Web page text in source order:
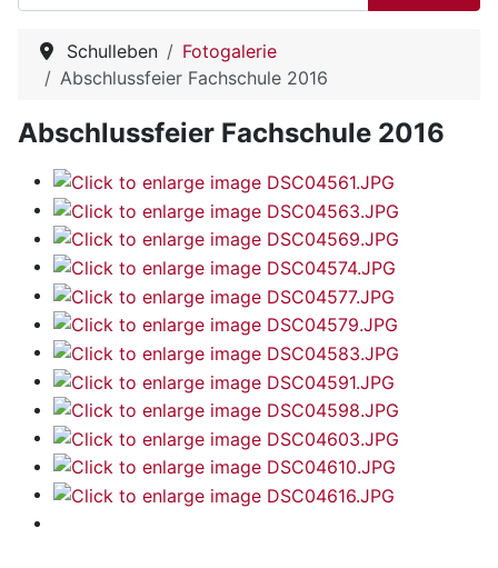
Schulleben
Fotogalerie
Abschlussfeier Fachschule 2016
Abschlussfeier Fachschule 2016